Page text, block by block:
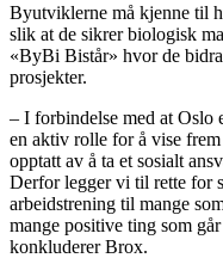
Byutviklerne må kjenne til
slik at de sikrer biologisk
«ByBi Bistår» hvor de
prosjekter.
– I forbindelse med at Oslo
en aktiv rolle for å vise
opptatt av å ta et sosialt
Derfor legger vi til rette for
arbeidstrening til mange
mange positive ting som
konkluderer Brox.